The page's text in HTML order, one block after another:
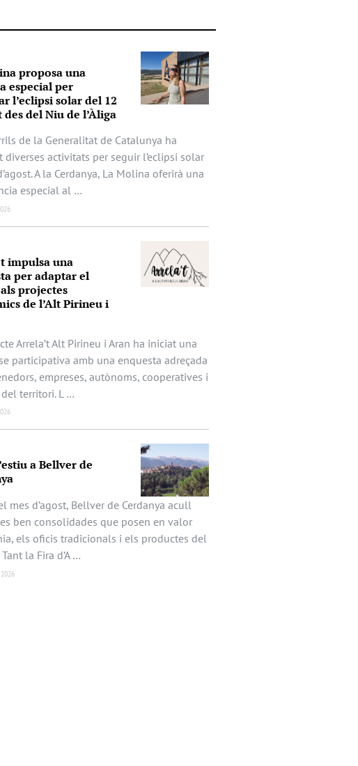
proposa una
especial per
l’eclipsi solar del 12
des del Niu de l’Àliga
de la Generalitat de Catalunya ha
diverses activitats per seguir l’eclipsi solar
A la Cerdanya, La Molina oferirà una
especial al …
impulsa una
per adaptar el
projectes
de l’Alt Pirineu i
Arrela’t Alt Pirineu i Aran ha iniciat una
participativa amb una enquesta adreçada
empreses, autònoms, cooperatives i
territori. L …
a Bellver de
mes d’agost, Bellver de Cerdanya acull
ben consolidades que posen en valor
els oficis tradicionals i els productes del
la Fira d’A …